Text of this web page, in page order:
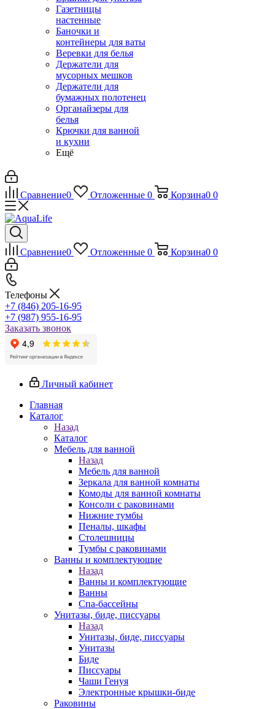
Газетницы
настенные
Баночки и
контейнеры для ваты
Веревки для белья
Держатели для
мусорных мешков
Держатели для
бумажных полотенец
Органайзеры для
белья
Крючки для ванной
и кухни
Ещё
Сравнение0 Отложенные 0 Корзина0 0
Сравнение0 Отложенные 0 Корзина0 0
Телефоны
+7 (846) 205-16-95
+7 (987) 955-16-95
Заказать звонок
Личный кабинет
Главная
Каталог
Назад
Каталог
Мебель для ванной
Назад
Мебель для ванной
Зеркала для ванной комнаты
Комоды для ванной комнаты
Консоли с раковинами
Нижние тумбы
Пеналы, шкафы
Столешницы
Тумбы с раковинами
Ванны и комплектующие
Назад
Ванны и комплектующие
Ванны
Спа-бассейны
Унитазы, биде, писсуары
Назад
Унитазы, биде, писсуары
Унитазы
Биде
Писсуары
Чаши Генуя
Электронные крышки-биде
Раковины